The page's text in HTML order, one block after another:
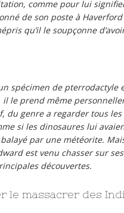
comme pour lui
de son poste à
qu’il le soupçonne
spécimen de pterrodactyle
il le prend même
du genre a regarder tous les
si les dinosaures lui
par une météorite.
est venu chasser sur
découvertes.
le massacrer des